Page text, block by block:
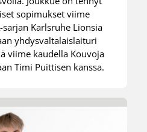
sopimukset viime
sarjan Karlsruhe Lionsia
yhdysvaltalaislaituri
viime kaudella Kouvoja
Timi Puittisen kanssa.